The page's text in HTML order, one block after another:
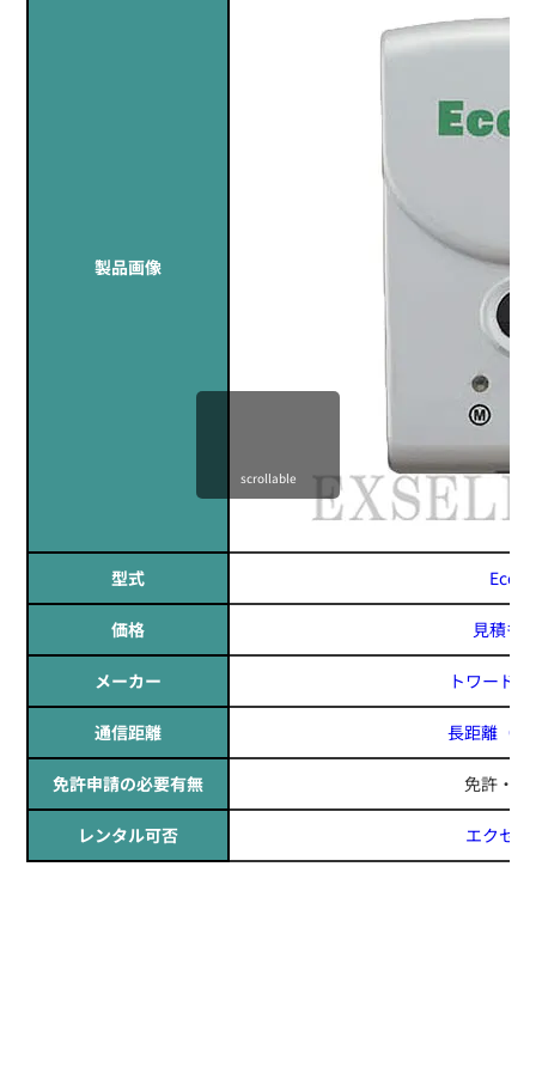
製品画像
型式 Eco-
価格 見積も
メーカー トワード
通信距離 長距離 （
免許申請の必要有無 免許・
レンタル可否 エクセ
scrollable